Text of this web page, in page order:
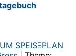
SPEISEPLAN